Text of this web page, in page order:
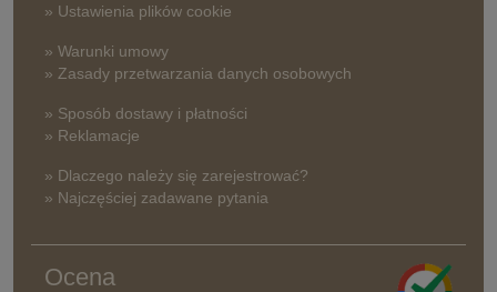
» Ustawienia plików cookie
» Warunki umowy
» Zasady przetwarzania danych osobowych
» Sposób dostawy i płatności
» Reklamacje
» Dlaczego należy się zarejestrować?
» Najczęściej zadawane pytania
Ocena